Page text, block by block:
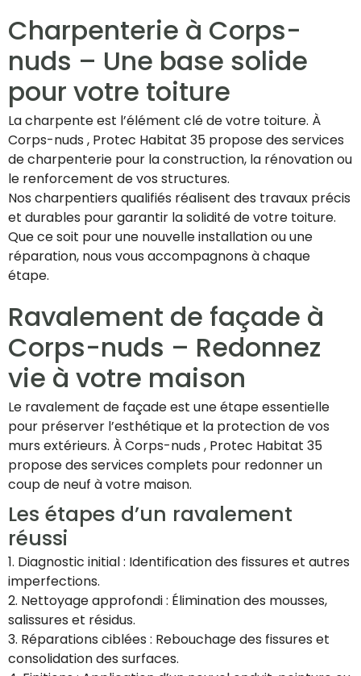
Charpenterie à Corps-
nuds – Une base solide
pour votre toiture
La charpente est l’élément clé de votre toiture. À
Corps-nuds , Protec Habitat 35 propose des services
de charpenterie pour la construction, la rénovation ou
le renforcement de vos structures.
Nos charpentiers qualifiés réalisent des travaux précis
et durables pour garantir la solidité de votre toiture.
Que ce soit pour une nouvelle installation ou une
réparation, nous vous accompagnons à chaque
étape.
Ravalement de façade à
Corps-nuds – Redonnez
vie à votre maison
Le ravalement de façade est une étape essentielle
pour préserver l’esthétique et la protection de vos
murs extérieurs. À Corps-nuds , Protec Habitat 35
propose des services complets pour redonner un
coup de neuf à votre maison.
Les étapes d’un ravalement
réussi
1. Diagnostic initial : Identification des fissures et autres
imperfections.
2. Nettoyage approfondi : Élimination des mousses,
salissures et résidus.
3. Réparations ciblées : Rebouchage des fissures et
consolidation des surfaces.